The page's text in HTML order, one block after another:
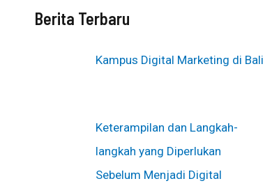
Berita Terbaru
Kampus Digital Marketing di Bali
Keterampilan dan Langkah-
langkah yang Diperlukan
Sebelum Menjadi Digital